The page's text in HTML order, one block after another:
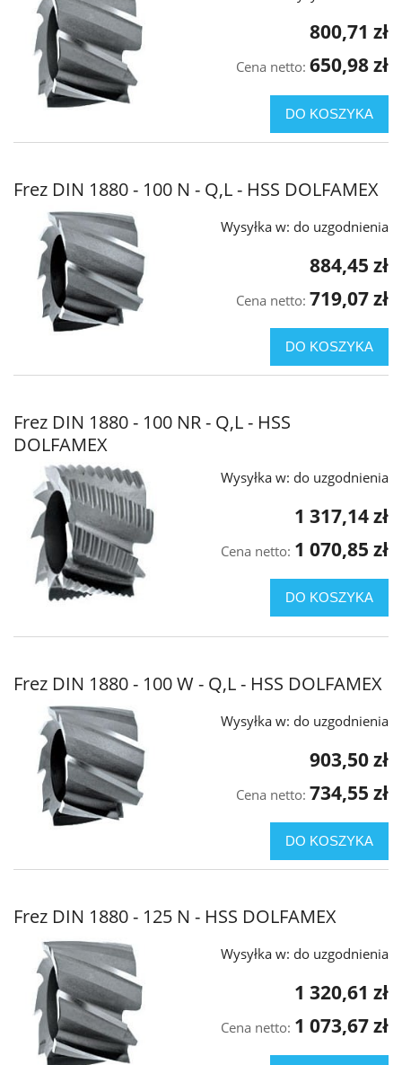
800,71 zł
Cena netto: 650,98 zł
DO KOSZYKA
Frez DIN 1880 - 100 N - Q,L - HSS DOLFAMEX
Wysyłka w: do uzgodnienia
884,45 zł
Cena netto: 719,07 zł
DO KOSZYKA
Frez DIN 1880 - 100 NR - Q,L - HSS
DOLFAMEX
Wysyłka w: do uzgodnienia
1 317,14 zł
Cena netto: 1 070,85 zł
DO KOSZYKA
Frez DIN 1880 - 100 W - Q,L - HSS DOLFAMEX
Wysyłka w: do uzgodnienia
903,50 zł
Cena netto: 734,55 zł
DO KOSZYKA
Frez DIN 1880 - 125 N - HSS DOLFAMEX
Wysyłka w: do uzgodnienia
1 320,61 zł
Cena netto: 1 073,67 zł